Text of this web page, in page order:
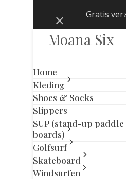
Gratis
Negeren
Moana Six
Home
Kleding
Shoes & Socks
Slippers
SUP (stand-up paddle
boards)
Golfsurf
Skateboard
Windsurfen